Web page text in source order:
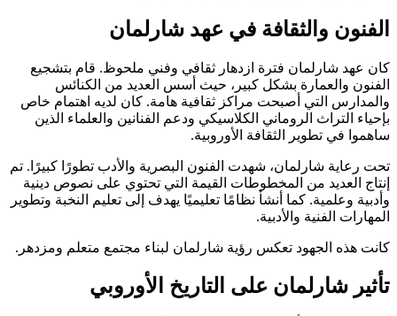
الفنون والثقافة في عهد شارلمان
كان عهد شارلمان فترة ازدهار ثقافي وفني ملحوظ. قام بتشجيع
الفنون والعمارة بشكل كبير، حيث أسس العديد من الكنائس
والمدارس التي أصبحت مراكز ثقافية هامة. كان لديه اهتمام خاص
بإحياء التراث الروماني الكلاسيكي ودعم الفنانين والعلماء الذين
ساهموا في تطوير الثقافة الأوروبية.
تحت رعاية شارلمان، شهدت الفنون البصرية والأدب تطورًا كبيرًا. تم
إنتاج العديد من المخطوطات القيمة التي تحتوي على نصوص دينية
وأدبية وعلمية. كما أنشأ نظامًا تعليميًا يهدف إلى تعليم النخبة وتطوير
المهارات الفنية والأدبية.
كانت هذه الجهود تعكس رؤية شارلمان لبناء مجتمع متعلم ومزدهر.
تأثير شارلمان على التاريخ الأوروبي